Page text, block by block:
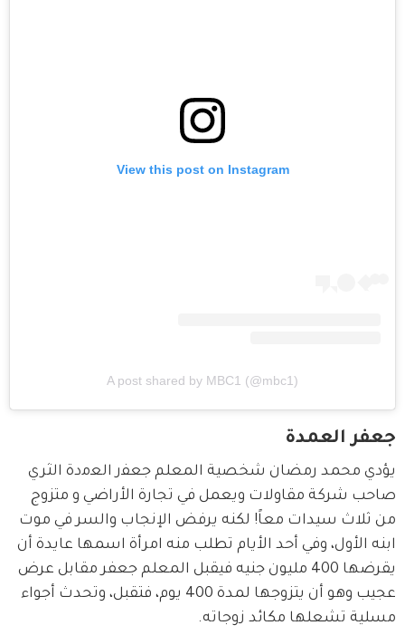
View this post on Instagram
A post shared by MBC1 (@mbc1)
جعفر العمدة
يؤدي محمد رمضان شخصية المعلم ﺟﻌﻔر اﻟﻌﻣدة الثري
صاحب شركة مقاولات ويعمل في تجارة الأراضي و متزوج
من ثلاث سيدات معاً! لكنه يرفض الإنجاب والسر في موت
ابنه الأول، وفي أحد الأيام تطلب منه امرأة اسمها عايدة أن
يقرضها 400 مليون جنيه فيقبل المعلم جعفر مقابل عرض
عجيب وهو أن يتزوجها لمدة 400 يوم، فتقبل، وتحدث أجواء
مسلية تشعلها مكائد زوجاته.